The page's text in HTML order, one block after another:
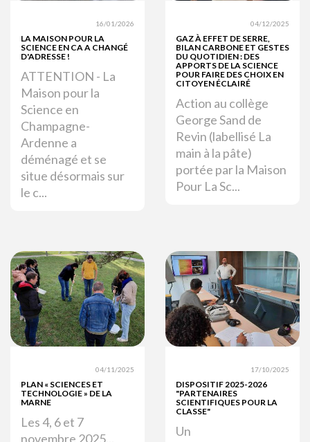
16/01/2026
LA MAISON POUR LA
SCIENCE EN CA A CHANGÉ
D'ADRESSE !
ATTENTION - La
Maison pour la
Science en
Champagne-
Ardenne a
déménagé et se
situe désormais sur
le c...
04/12/2025
GAZ À EFFET DE SERRE,
BILAN CARBONE ET GESTES
DU QUOTIDIEN : DES
APPORTS DE LA SCIENCE
POUR FAIRE DES CHOIX EN
CITOYEN ÉCLAIRÉ
Action au collège
George Sand de
Revin (labellisé La
main à la pâte)
portée par la Maison
Pour La Sc...
04/11/2025
PLAN « SCIENCES ET
TECHNOLOGIE » DE LA
MARNE
Les 4, 6 et 7
novembre 2025...
17/10/2025
DISPOSITIF 2025-2026
"PARTENAIRES
SCIENTIFIQUES POUR LA
CLASSE"
Un